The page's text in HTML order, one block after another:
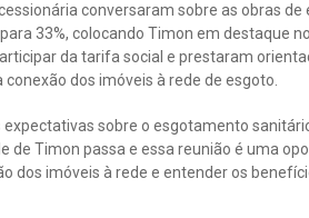
conversaram sobre as obras
33%, colocando Timon em destaque
da tarifa social e prestaram
dos imóveis à rede de esgoto.
sobre o esgotamento
de Timon passa e essa reunião é uma
dos imóveis à rede e entender os